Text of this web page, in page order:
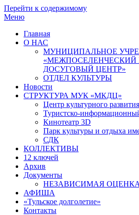
Перейти к содержимому
Меню
Главная
О НАС
МУНИЦИПАЛЬНОЕ
«МЕЖПОСЕЛЕНЧЕСКИЙ
ДОСУГОВЫЙ ЦЕНТР»
ОТДЕЛ КУЛЬТУРЫ
Новости
СТРУКТУРА МУК «МКДЦ»
Центр культурного развития
Туристско-
Кинотеатр 3D
Парк культуры и отдыха
СДК
КОЛЛЕКТИВЫ
12 ключей
Архив
Документы
НЕЗАВИСИМАЯ
АФИША
«Тульское долголетие»
Контакты